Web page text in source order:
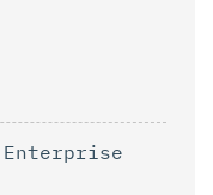
Enterprise